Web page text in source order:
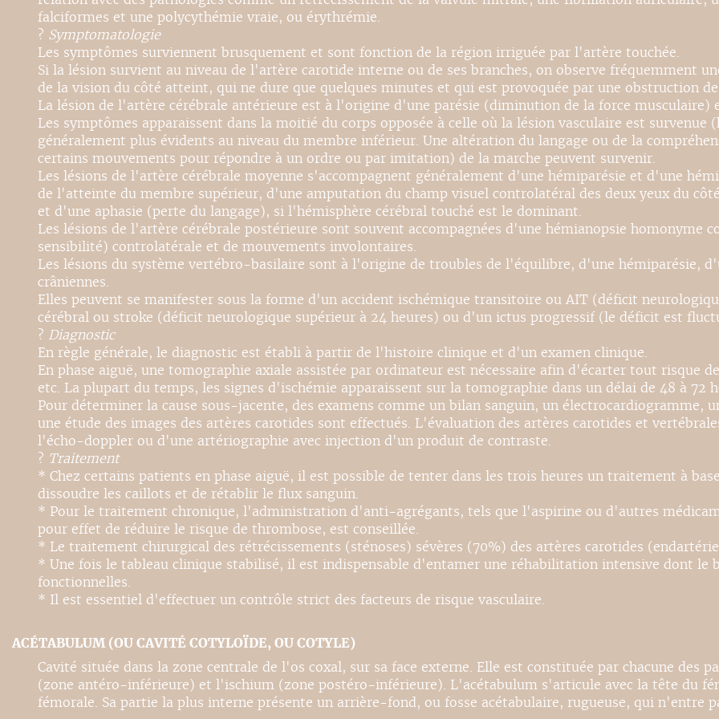
falciformes et une polycythémie vraie, ou érythrémie.
? Symptomatologie
Les symptômes surviennent brusquement et sont fonction de la région irriguée par l'artère touchée.
Si la lésion survient au niveau de l'artère carotide interne ou de ses branches, on observe fréquemment
de la vision du côté atteint, qui ne dure que quelques minutes et qui est provoquée par une obstruction
La lésion de l'artère cérébrale antérieure est à l'origine d'une parésie (diminution de la force
Les symptômes apparaissent dans la moitié du corps opposée à celle où la lésion vasculaire est
généralement plus évidents au niveau du membre inférieur. Une altération du langage ou de la
certains mouvements pour répondre à un ordre ou par imitation) de la marche peuvent survenir.
Les lésions de l'artère cérébrale moyenne s'accompagnent généralement d'une hémiparésie et d'une
de l'atteinte du membre supérieur, d'une amputation du champ visuel controlatéral des deux yeux du
et d'une aphasie (perte du langage), si l'hémisphère cérébral touché est le dominant.
Les lésions de l'artère cérébrale postérieure sont souvent accompagnées d'une hémianopsie homonyme
sensibilité) controlatérale et de mouvements involontaires.
Les lésions du système vertébro-basilaire sont à l'origine de troubles de l'équilibre, d'une hémiparésie,
crâniennes.
Elles peuvent se manifester sous la forme d'un accident ischémique transitoire ou AIT (déficit
cérébral ou stroke (déficit neurologique supérieur à 24 heures) ou d'un ictus progressif (le déficit est
? Diagnostic
En règle générale, le diagnostic est établi à partir de l'histoire clinique et d'un examen clinique.
En phase aiguë, une tomographie axiale assistée par ordinateur est nécessaire afin d'écarter tout risque
etc. La plupart du temps, les signes d'ischémie apparaissent sur la tomographie dans un délai de 48 à 72
Pour déterminer la cause sous-jacente, des examens comme un bilan sanguin, un électrocardiogramme,
une étude des images des artères carotides sont effectués. L'évaluation des artères carotides et
l'écho-doppler ou d'une artériographie avec injection d'un produit de contraste.
? Traitement
* Chez certains patients en phase aiguë, il est possible de tenter dans les trois heures un traitement à
dissoudre les caillots et de rétablir le flux sanguin.
* Pour le traitement chronique, l'administration d'anti-agrégants, tels que l'aspirine ou d'autres
pour effet de réduire le risque de thrombose, est conseillée.
* Le traitement chirurgical des rétrécissements (sténoses) sévères (70%) des artères carotides
* Une fois le tableau clinique stabilisé, il est indispensable d'entamer une réhabilitation intensive dont le
fonctionnelles.
* Il est essentiel d'effectuer un contrôle strict des facteurs de risque vasculaire.
ACÉTABULUM (OU CAVITÉ COTYLOÏDE, OU COTYLE)
Cavité située dans la zone centrale de l'os coxal, sur sa face externe. Elle est constituée par chacune des
(zone antéro-inférieure) et l'ischium (zone postéro-inférieure). L'acétabulum s'articule avec la tête du
fémorale. Sa partie la plus interne présente un arrière-fond, ou fosse acétabulaire, rugueuse, qui n'entre